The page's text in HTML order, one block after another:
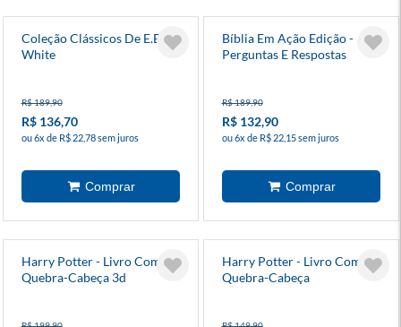
Coleção Clássicos De E.B.
White
R$ 189,90
R$ 136,70
ou 6x de R$ 22,78 sem juros
Bíblia Em Ação Edição -
Perguntas E Respostas
R$ 189,90
R$ 132,90
ou 6x de R$ 22,15 sem juros
Harry Potter - Livro Com
Quebra-Cabeça 3d
Harry Potter - Livro Com
Quebra-Cabeça